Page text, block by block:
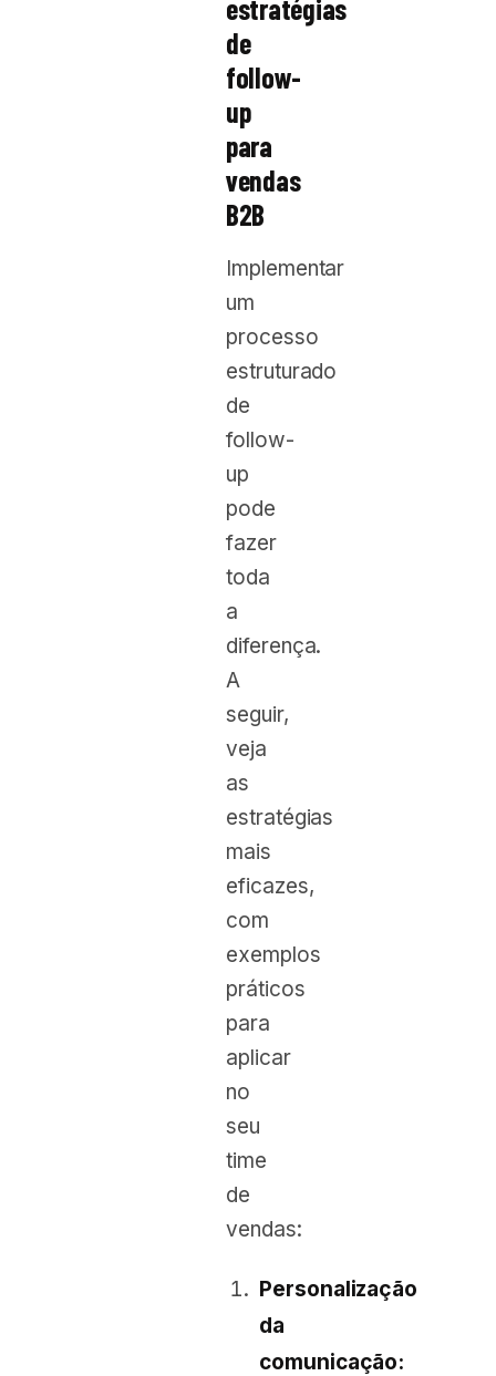
estratégias
de
follow-
up
para
vendas
B2B
Implementar
um
processo
estruturado
de
follow-
up
pode
fazer
toda
a
diferença.
A
seguir,
veja
as
estratégias
mais
eficazes,
com
exemplos
práticos
para
aplicar
no
seu
time
de
vendas:
Personalização
da
comunicação: